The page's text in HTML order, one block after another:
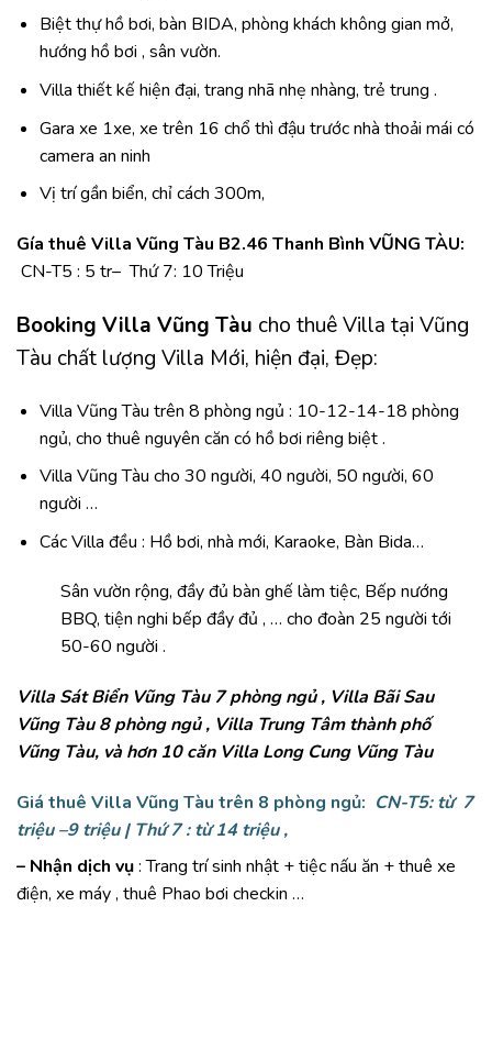
Biệt thự hồ bơi, bàn BIDA, phòng khách không gian mở,
hướng hồ bơi , sân vườn.
Villa thiết kế hiện đại, trang nhã nhẹ nhàng, trẻ trung .
Gara xe 1xe, xe trên 16 chổ thì đậu trước nhà thoải mái có
camera an ninh
Vị trí gần biển, chỉ cách 300m,
Gía thuê Villa Vũng Tàu B2.46 Thanh Bình VŨNG TÀU:
CN-T5 : 5 tr– Thứ 7: 10 Triệu
Booking Villa Vũng Tàu cho thuê Villa tại Vũng
Tàu chất lượng Villa Mới, hiện đại, Đẹp:
Villa Vũng Tàu trên 8 phòng ngủ : 10-12-14-18 phòng
ngủ, cho thuê nguyên căn có hồ bơi riêng biệt .
Villa Vũng Tàu cho 30 người, 40 người, 50 người, 60
người …
Các Villa đều : Hồ bơi, nhà mới, Karaoke, Bàn Bida…
Sân vườn rộng, đầy đủ bàn ghế làm tiệc, Bếp nướng
BBQ, tiện nghi bếp đầy đủ , … cho đoàn 25 người tới
50-60 người .
Villa Sát Biển Vũng Tàu 7 phòng ngủ , Villa Bãi Sau
Vũng Tàu 8 phòng ngủ , Villa Trung Tâm thành phố
Vũng Tàu, và hơn 10 căn Villa Long Cung Vũng Tàu
Giá thuê Villa Vũng Tàu trên 8 phòng ngủ: CN-T5: từ 7
triệu –9 triệu| Thứ 7 : từ 14 triệu ,
– Nhận dịch vụ: Trang trí sinh nhật + tiệc nấu ăn + thuê xe
điện, xe máy , thuê Phao bơi checkin …